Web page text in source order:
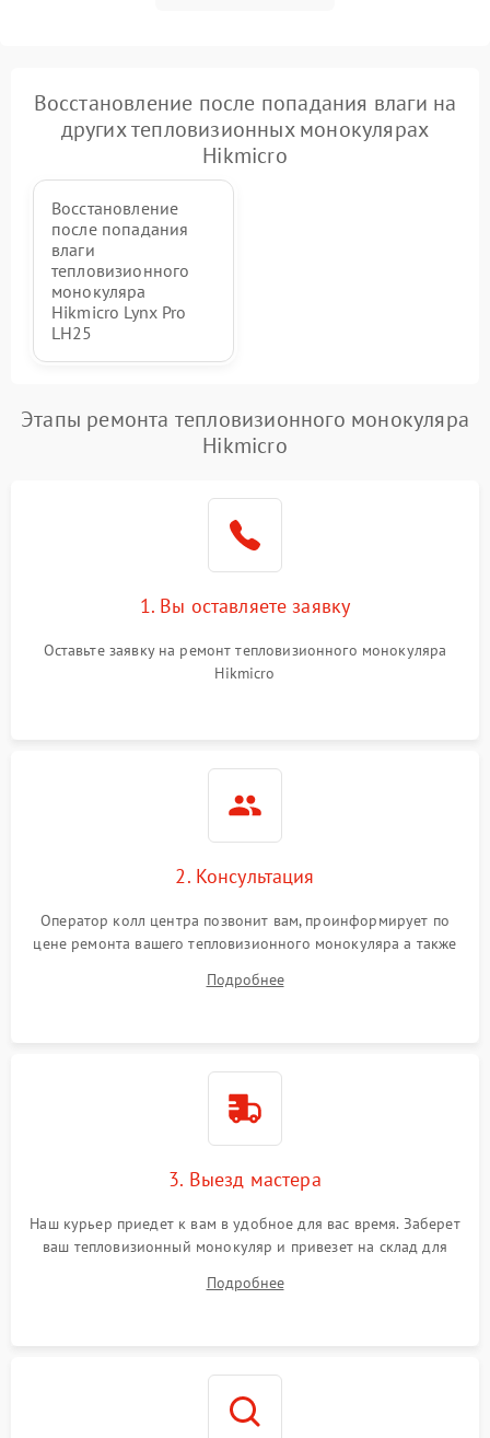
Восстановление после попадания влаги на
других тепловизионных монокулярах
Hikmicro
Восстановление
после попадания
влаги
тепловизионного
монокуляра
Hikmicro Lynx Pro
LH25
Этапы ремонта тепловизионного монокуляра
Hikmicro
1. Вы оставляете заявку
Оставьте заявку на ремонт тепловизионного монокуляра
Hikmicro
2. Консультация
Оператор колл центра позвонит вам, проинформирует по
цене ремонта вашего тепловизионного монокуляра а также
Подробнее
3. Выезд мастера
Наш курьер приедет к вам в удобное для вас время. Заберет
ваш тепловизионный монокуляр и привезет на склад для
Подробнее